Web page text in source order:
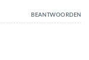
BEANTWOORDEN